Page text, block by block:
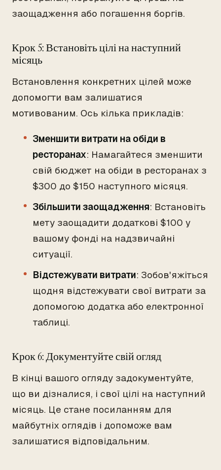
заощадження або погашення боргів.
Крок 5: Встановіть цілі на наступний
місяць
Встановлення конкретних цілей може
допомогти вам залишатися
мотивованим. Ось кілька прикладів:
Зменшити витрати на обіди в
ресторанах: Намагайтеся зменшити
свій бюджет на обіди в ресторанах з
$300 до $150 наступного місяця.
Збільшити заощадження: Встановіть
мету заощадити додаткові $100 у
вашому фонді на надзвичайні
ситуації.
Відстежувати витрати: Зобов'яжіться
щодня відстежувати свої витрати за
допомогою додатка або електронної
таблиці.
Крок 6: Документуйте свій огляд
В кінці вашого огляду задокументуйте,
що ви дізналися, і свої цілі на наступний
місяць. Це стане посиланням для
майбутніх оглядів і допоможе вам
залишатися відповідальним.